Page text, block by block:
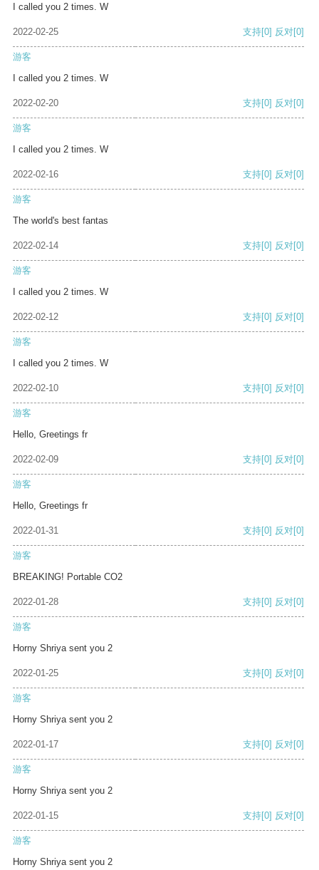
I called you 2 times. W
2022-02-25 支持[0] 反对[0]
游客
I called you 2 times. W
2022-02-20 支持[0] 反对[0]
游客
I called you 2 times. W
2022-02-16 支持[0] 反对[0]
游客
The world's best fantas
2022-02-14 支持[0] 反对[0]
游客
I called you 2 times. W
2022-02-12 支持[0] 反对[0]
游客
I called you 2 times. W
2022-02-10 支持[0] 反对[0]
游客
Hello, Greetings fr
2022-02-09 支持[0] 反对[0]
游客
Hello, Greetings fr
2022-01-31 支持[0] 反对[0]
游客
BREAKING! Portable CO2
2022-01-28 支持[0] 反对[0]
游客
Horny Shriya sent you 2
2022-01-25 支持[0] 反对[0]
游客
Horny Shriya sent you 2
2022-01-17 支持[0] 反对[0]
游客
Horny Shriya sent you 2
2022-01-15 支持[0] 反对[0]
游客
Horny Shriya sent you 2